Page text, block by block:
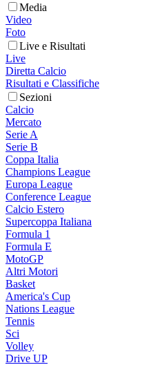
Media
Video
Foto
Live e Risultati
Live
Diretta Calcio
Risultati e Classifiche
Sezioni
Calcio
Mercato
Serie A
Serie B
Coppa Italia
Champions League
Europa League
Conference League
Calcio Estero
Supercoppa Italiana
Formula 1
Formula E
MotoGP
Altri Motori
Basket
America's Cup
Nations League
Tennis
Sci
Volley
Drive UP